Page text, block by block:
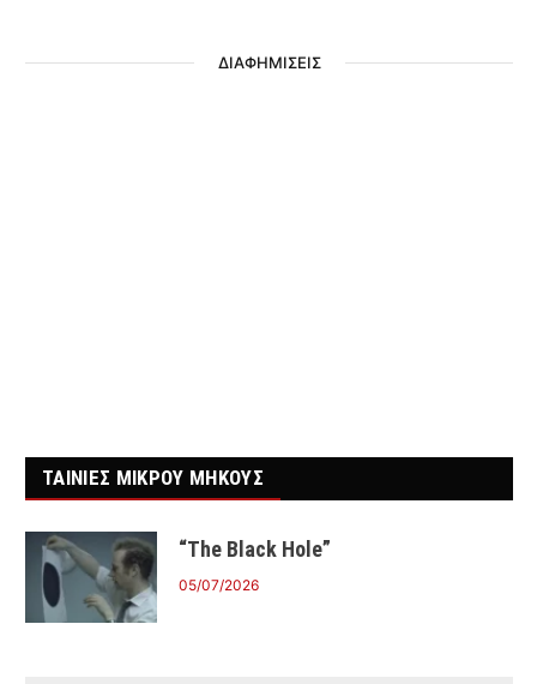
ΔΙΑΦΗΜΙΣΕΙΣ
ΤΑΙΝΙΕΣ ΜΙΚΡΟΥ ΜΗΚΟΥΣ
“The Black Hole”
05/07/2026